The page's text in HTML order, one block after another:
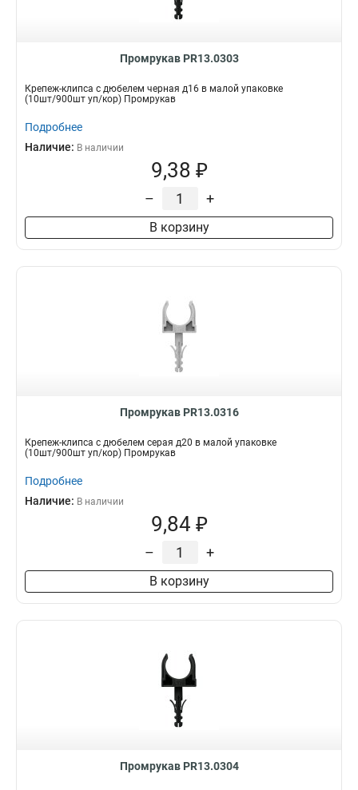
Промрукав PR13.0303
Крепеж-клипса с дюбелем черная д16 в малой упаковке
(10шт/900шт уп/кор) Промрукав
Подробнее
Наличие: В наличии
9,38 ₽
– +
В корзину
Промрукав PR13.0316
Крепеж-клипса с дюбелем серая д20 в малой упаковке
(10шт/900шт уп/кор) Промрукав
Подробнее
Наличие: В наличии
9,84 ₽
– +
В корзину
Промрукав PR13.0304